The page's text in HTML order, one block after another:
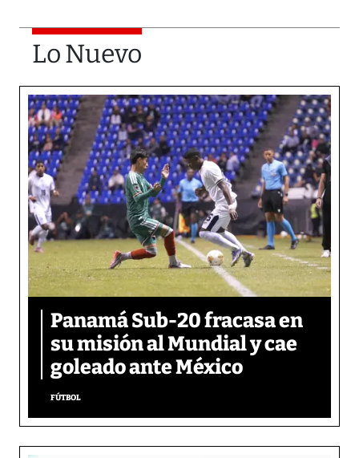
Lo Nuevo
Panamá Sub-20 fracasa en
su misión al Mundial y cae
goleado ante México
FÚTBOL